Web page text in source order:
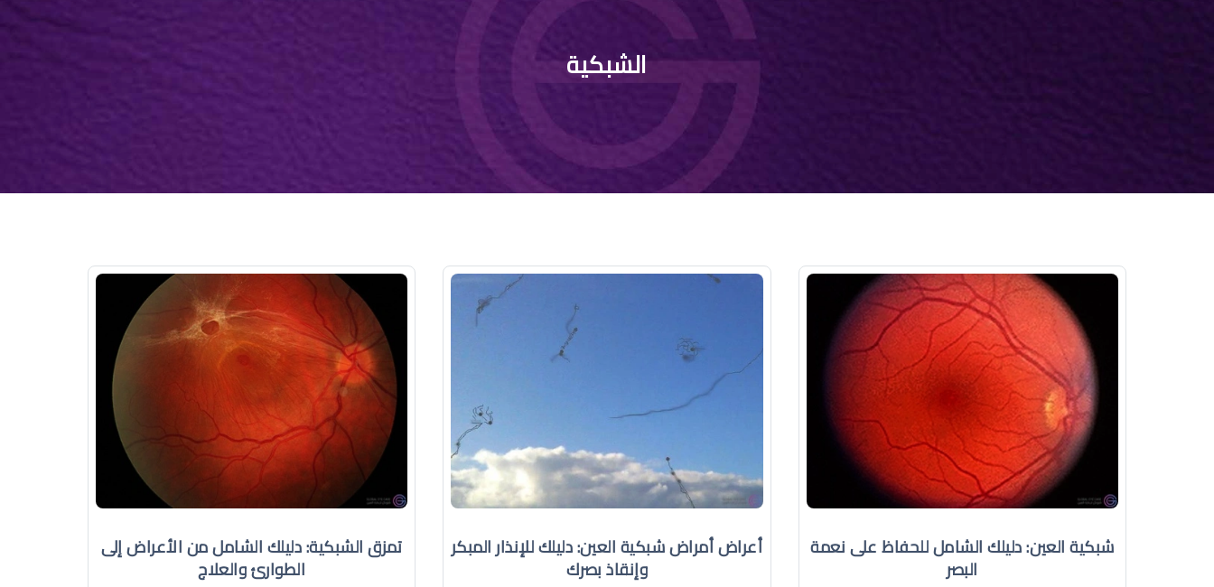
الشبكية
شبكية العين: دليلك الشامل للحفاظ على نعمة
البصر
أعراض أمراض شبكية العين: دليلك للإنذار المبكر
وإنقاذ بصرك
تمزق الشبكية: دليلك الشامل من الأعراض إلى
الطوارئ والعلاج